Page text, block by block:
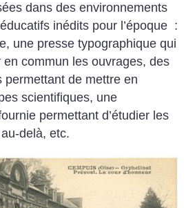
dans des environnements
inédits pour l’époque :
une presse typographique qui
commun les ouvrages, des
permettant de mettre en
scientifiques, une
permettant d’étudier les
delà, etc.